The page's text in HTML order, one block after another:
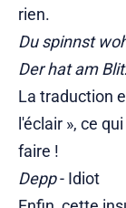
rien.
Du spinnst
Der hat am
La traduction
l'éclair », ce
faire !
Depp- Idiot